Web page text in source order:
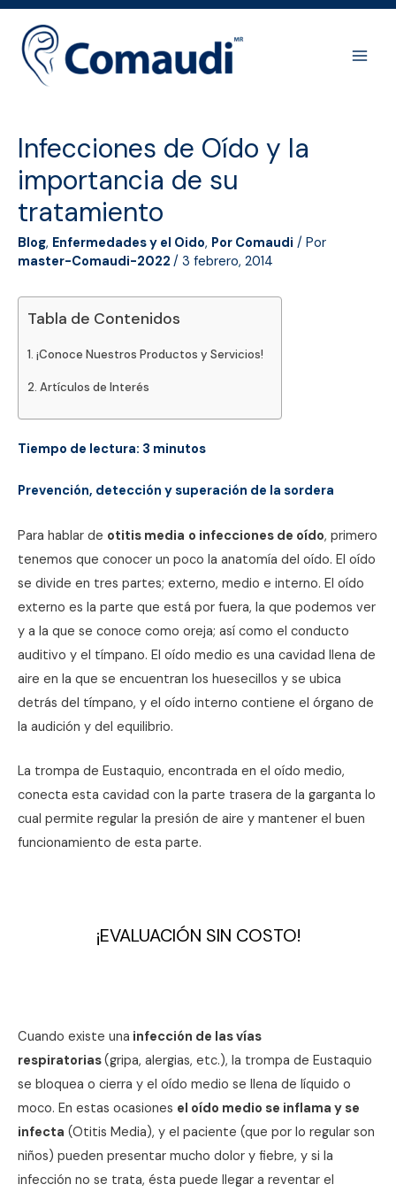
Ir
contenido
Infecciones de Oído y la
importancia de su
tratamiento
Blog, Enfermedades y el Oido, Por Comaudi / Por
master-Comaudi-2022 / 3 febrero, 2014
Tabla de Contenidos
¡Conoce Nuestros Productos y Servicios!
Artículos de Interés
Tiempo de lectura: 3 minutos
Prevención, detección y superación de la sordera
Para hablar de otitis media o infecciones de oído, primero
tenemos que conocer un poco la anatomía del oído. El oído
se divide en tres partes; externo, medio e interno. El oído
externo es la parte que está por fuera, la que podemos ver
y a la que se conoce como oreja; así como el conducto
auditivo y el tímpano. El oído medio es una cavidad llena de
aire en la que se encuentran los huesecillos y se ubica
detrás del tímpano, y el oído interno contiene el órgano de
la audición y del equilibrio.
La trompa de Eustaquio, encontrada en el oído medio,
conecta esta cavidad con la parte trasera de la garganta lo
cual permite regular la presión de aire y mantener el buen
funcionamiento de esta parte.
¡EVALUACIÓN SIN COSTO!
Cuando existe una infección de las vías
respiratorias(gripa, alergias, etc.), la trompa de Eustaquio
se bloquea o cierra y el oído medio se llena de líquido o
moco. En estas ocasiones el oído medio se inflama y se
infecta (Otitis Media), y el paciente (que por lo regular son
niños) pueden presentar mucho dolor y fiebre, y si la
infección no se trata, ésta puede llegar a reventar el